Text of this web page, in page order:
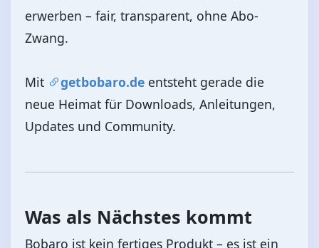
erwerben – fair, transparent, ohne Abo-
Zwang.
Mit getbobaro.de entsteht gerade die
neue Heimat für Downloads, Anleitungen,
Updates und Community.
Was als Nächstes kommt
Bobaro ist kein fertiges Produkt – es ist ein